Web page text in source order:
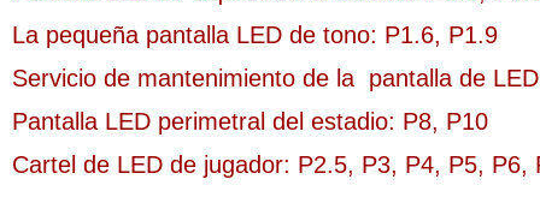
La pequeña pantalla LED de tono: P1.6, P1.9
Servicio de mantenimiento de la pantalla de
Pantalla LED perimetral del estadio: P8, P10
Cartel de LED de jugador: P2.5, P3, P4, P5, P6,